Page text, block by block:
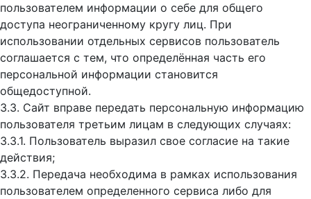
пользователем информации о себе для общего
доступа неограниченному кругу лиц. При
использовании отдельных сервисов пользователь
соглашается с тем, что определённая часть его
персональной информации становится
общедоступной.
3.3. Сайт вправе передать персональную информацию
пользователя третьим лицам в следующих случаях:
3.3.1. Пользователь выразил свое согласие на такие
действия;
3.3.2. Передача необходима в рамках использования
пользователем определенного сервиса либо для